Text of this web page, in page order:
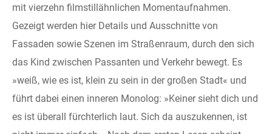
mit vierzehn filmstillähnlichen Momentaufnahmen.
Gezeigt werden hier Details und Ausschnitte von
Fassaden sowie Szenen im Straßenraum, durch den sich
das Kind zwischen Passanten und Verkehr bewegt. Es
»weiß, wie es ist, klein zu sein in der großen Stadt« und
führt dabei einen inneren Monolog: »Keiner sieht dich und
es ist überall fürchterlich laut. Sich da auszukennen, ist